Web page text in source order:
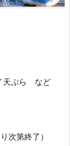
天ぷら など
次第終了）